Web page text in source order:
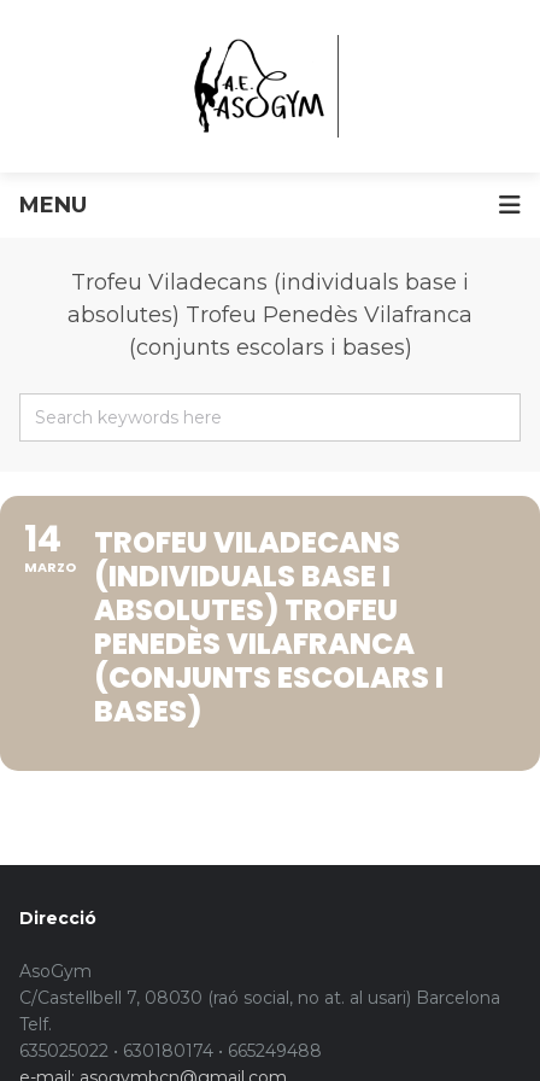
MENU
Trofeu Viladecans (individuals base i
absolutes) Trofeu Penedès Vilafranca
(conjunts escolars i bases)
14
MARZO
TROFEU VILADECANS
(INDIVIDUALS BASE I
ABSOLUTES) TROFEU
PENEDÈS VILAFRANCA
(CONJUNTS ESCOLARS I
BASES)
Direcció
AsoGym
C/Castellbell 7, 08030 (raó social, no at. al usari) Barcelona
Telf.
635025022 • 630180174 • 665249488